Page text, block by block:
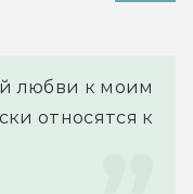
любви к моим
относятся к